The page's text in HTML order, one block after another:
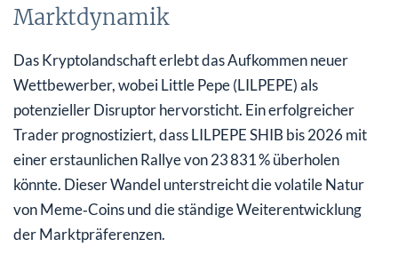
Marktdynamik
Das Kryptolandschaft erlebt das Aufkommen neuer
Wettbewerber, wobei Little Pepe (LILPEPE) als
potenzieller Disruptor hervorsticht. Ein erfolgreicher
Trader prognostiziert, dass LILPEPE SHIB bis 2026 mit
einer erstaunlichen Rallye von 23 831 % überholen
könnte. Dieser Wandel unterstreicht die volatile Natur
von Meme‑Coins und die ständige Weiterentwicklung
der Marktpräferenzen.